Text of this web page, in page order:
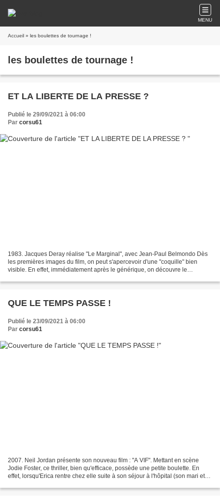
MENU
Accueil » les boulettes de tournage !
les boulettes de tournage !
ET LA LIBERTE DE LA PRESSE ?
Publié le 29/09/2021 à 06:00
Par corsu61
1983. Jacques Deray réalise "Le Marginal", avec Jean-Paul Belmondo Dès
les premières images du film, on peut s'apercevoir d'une "coquille" bien
visible. En effet, immédiatement après le générique, on découvre le
QUE LE TEMPS PASSE !
Publié le 23/09/2021 à 06:00
Par corsu61
2007. Neil Jordan présente son nouveau film : "A VIF". Mettant en scène
Jodie Foster, ce thriller, bien qu'efficace, possède une petite boulette. En
effet, lorsqu'Erica rentre chez elle suite à son séjour à l'hôpital (son mari et